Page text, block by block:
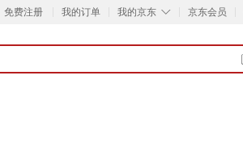
免费注册 我的订单 ◇
我的京东 京东会员